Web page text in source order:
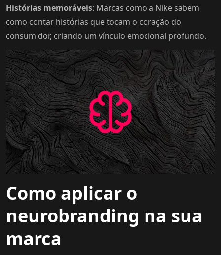
Histórias memoráveis: Marcas como a Nike sabem
como contar histórias que tocam o coração do
consumidor, criando um vínculo emocional profundo.
Como aplicar o
neurobranding na sua
marca